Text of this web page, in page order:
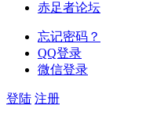
赤足者论坛
忘记密码？
QQ登录
微信登录
登陆 注册